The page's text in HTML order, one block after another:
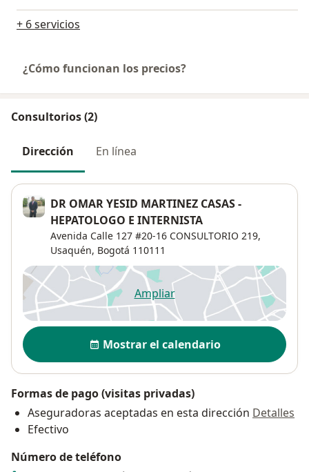
+ 6 servicios
¿Cómo funcionan los precios?
Consultorios (2)
Dirección En línea
DR OMAR YESID MARTINEZ CASAS -
HEPATOLOGO E INTERNISTA
Avenida Calle 127 #20-16 CONSULTORIO 219,
Usaquén, Bogotá 110111
Ampliarse abre en una nueva
Disponibilidad
Mostrar el calendario
Formas de pago (visitas privadas)
Aseguradoras aceptadas en esta dirección Detalles
Efectivo
Número de teléfono